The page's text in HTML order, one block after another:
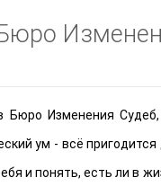
Изменения
ум - всё
и понять, есть ли в